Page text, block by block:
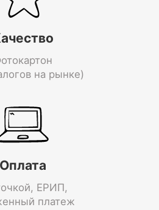
на рынке)
Оплата
ЕРИП,
платеж